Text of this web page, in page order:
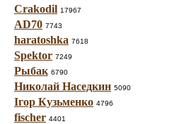
Crakodil 17967
AD70 7743
haratoshka 7618
Spektor 7249
Рыбак 6790
Николай Наседкин 5090
Ігор Кузьменко 4796
fischer 4401